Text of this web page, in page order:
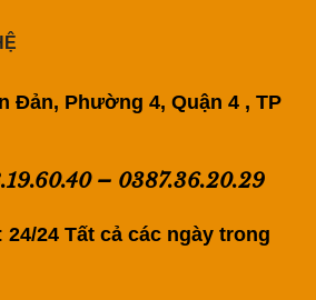
Đản, Phường 4, Quận 4 , TP
– 0387.36.20.29
24/24 Tất cả các ngày trong